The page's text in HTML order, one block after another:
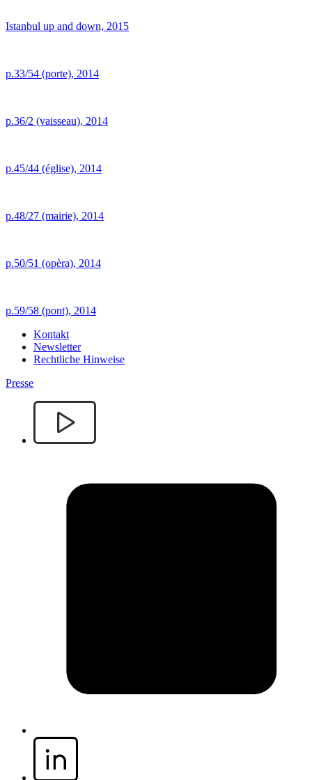
Istanbul up and down, 2015
p.33/54 (porte), 2014
p.36/2 (vaisseau), 2014
p.45/44 (église), 2014
p.48/27 (mairie), 2014
p.50/51 (opèra), 2014
p.59/58 (pont), 2014
Kontakt
Newsletter
Rechtliche Hinweise
Presse